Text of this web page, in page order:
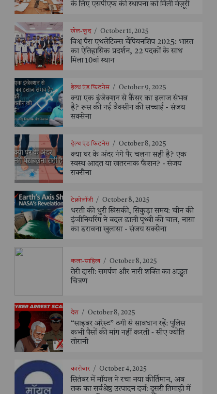
के लिए एसपीएफ की स्थापना को मिली मंज़ूरी
खेल-कूद / October 11, 2025
विश्व पैरा एथलेटिक्स चैंपियनशिप 2025: भारत
का ऐतिहासिक प्रदर्शन, 22 पदकों के साथ
मिला 10वां स्थान
हेल्थ एंड फिटनेस / October 9, 2025
क्या एक इंजेक्शन से कैंसर का इलाज संभव
है? रूस की नई वैक्सीन की सच्चाई - संजय
सक्सेना
हेल्थ एंड फिटनेस / October 8, 2025
क्या घर के अंदर नंगे पैर चलना सही है? एक
स्वस्थ आदत या खतरनाक फैशन? - संजय
सक्सैना
टेक्नोलॉजी / October 8, 2025
धरती की धुरी खिसकी, सिकुड़ा समय: चीन की
इंजीनियरिंग ने बदल डाली पृथ्वी की चाल, नासा
का डरावना खुलासा - संजय सक्सैना
कला-साहित्य / October 8, 2025
तेरी दासी: समर्पण और नारी शक्ति का अद्भुत
चित्रण
देश / October 8, 2025
“साइबर अरेस्ट” ठगी से सावधान रहें: पुलिस
कभी पैसों की मांग नहीं करती - सीए ज्योति
तोरानी
कारोबार / October 4, 2025
सितंबर में मॉयल ने रचा नया कीर्तिमान, अब
तक का सर्वश्रेष्ठ उत्पादन दर्ज: दूसरी तिमाही में